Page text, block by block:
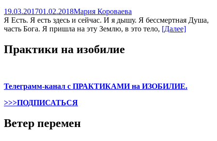
19.03.201701.02.2018Мария Короваева
Я Есть. Я есть здесь и сейчас. И я дышу. Я бессмертная Душа,
часть Бога. Я пришла на эту Землю, в это тело, [Далее]
Практики на изобилие
Телеграмм-канал с ПРАКТИКАМИ на ИЗОБИЛИЕ.
>>>ПОДПИСАТЬСЯ
Ветер перемен